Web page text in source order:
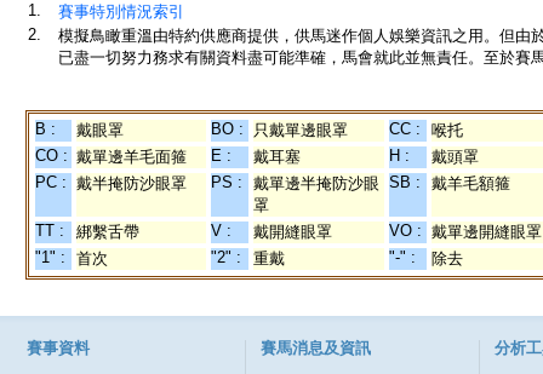
1.
賽事特別情況索引
2.
模擬鳥瞰重溫由特約供應商提供，供馬迷作個人娛樂資訊之用。但
已盡一切努力務求有關資料盡可能準確，馬會就此並無責任。至於賽
B : 戴眼罩 BO : 只戴單邊眼罩 CC :
喉托
CO : 戴單邊羊毛面箍 E : 戴耳塞 H :
戴頭罩
PC : 戴半掩防沙眼罩 PS :
戴單邊半掩防沙眼
罩
SB : 戴羊毛額箍
TT : 綁繫舌帶 V : 戴開縫眼罩 VO : 戴單邊開縫眼罩
"1" :
首次 "2" : 重戴 "-" : 除去
賽事資料 賽馬消息及資訊 分析